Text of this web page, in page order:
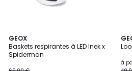
GEOX
Baskets respirantes à LED Inek x
Spiderman
5
/
5
à